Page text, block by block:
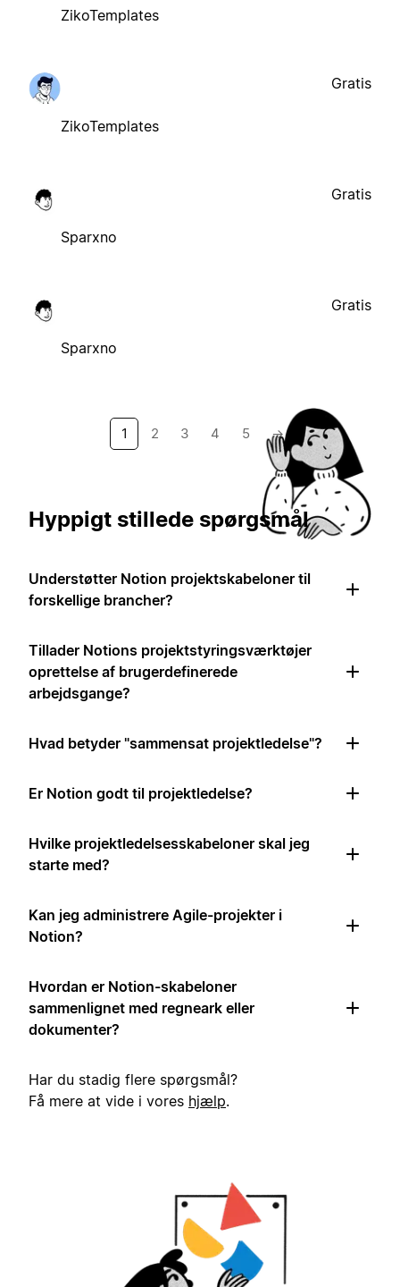
ZikoTemplates
ZikoTemplates
Gratis
Sparxno
Gratis
Sparxno
Gratis
1 2 3 4 5 →
Hyppigt stillede spørgsmål
Understøtter Notion projektskabeloner til
forskellige brancher?
Tillader Notions projektstyringsværktøjer
oprettelse af brugerdefinerede
arbejdsgange?
Hvad betyder "sammensat projektledelse"?
Er Notion godt til projektledelse?
Hvilke projektledelsesskabeloner skal jeg
starte med?
Kan jeg administrere Agile-projekter i
Notion?
Hvordan er Notion-skabeloner
sammenlignet med regneark eller
dokumenter?
Har du stadig flere spørgsmål?
Få mere at vide i vores hjælp.